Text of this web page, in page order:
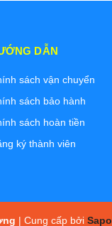
DẪN
sách vận chuyển
sách bảo hành
sách hoàn tiền
ký thành viên
| Cung cấp bởi Sapo